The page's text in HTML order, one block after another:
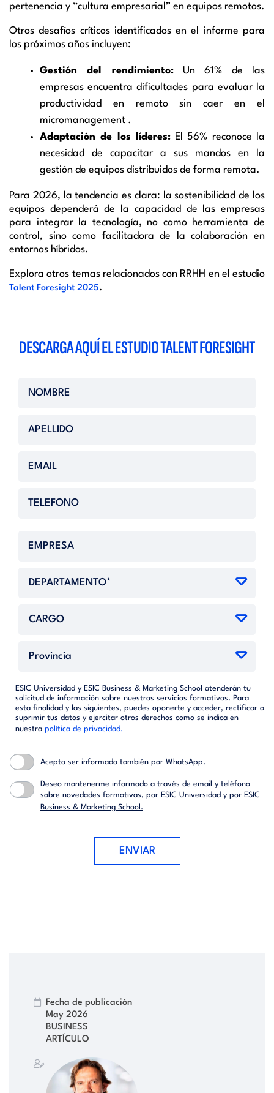
pertenencia y “cultura empresarial” en equipos remotos.
Otros desafíos críticos identificados en el informe para
los próximos años incluyen:
Gestión del rendimiento:Un 61% de las
empresas encuentra dificultades para evaluar la
productividad en remoto sin caer en el
micromanagement .
Adaptación de los líderes:El 56% reconoce la
necesidad de capacitar a sus mandos en la
gestión de equipos distribuidos de forma remota.
Para 2026, la tendencia es clara: la sostenibilidad de los
equipos dependerá de la capacidad de las empresas
para integrar la tecnología, no como herramienta de
control, sino como facilitadora de la colaboración en
entornos híbridos.
Explora otros temas relacionados con RRHH en el estudio
Talent Foresight 2025.
DESCARGA AQUÍ EL ESTUDIO TALENT FORESIGHT
ESIC Universidad y ESIC Business & Marketing School atenderán tu
solicitud de información sobre nuestros servicios formativos. Para
esta finalidad y las siguientes, puedes oponerte y acceder, rectificar o
suprimir tus datos y ejercitar otros derechos como se indica en
nuestra política de privacidad.
Acepto ser informado también por WhatsApp.
Deseo mantenerme informado a través de email y teléfono
sobre novedades formativas, por ESIC Universidad y por ESIC
Business & Marketing School.
ENVIAR
Fecha de publicación
May 2026
BUSINESS
ARTÍCULO